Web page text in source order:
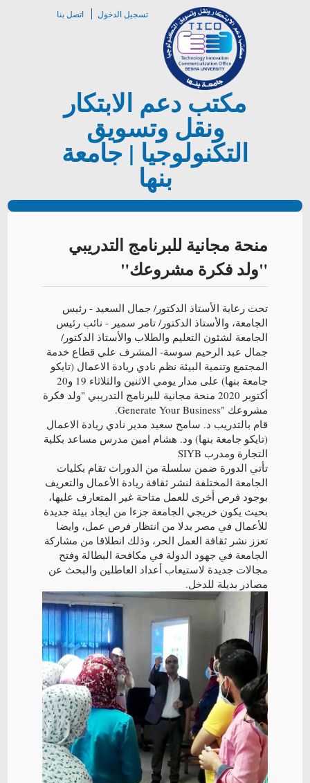
تسجيل الدخول اتصل بنا
مكتب دعم الابتكار
ونقل وتسويق
التكنولوجيا | جامعة
بنها
منحة مجانية للبرنامج التدريبي
"ولد فكرة مشروعك"
تحت رعاية الأستاذ الدكتور/ جمال السعيد - رئيس
الجامعة، والأستاذ الدكتور/ تامر سمير - نائب رئيس
الجامعة لشئون التعليم والطلاب والأستاذ الدكتور/
جمال عبد الرحيم سوسة- المشرف علي قطاع خدمة
المجتمع وتنمية البيئة نظم نادي ريادة الاعمال (تايكو
جامعة بنها) على مدار يومي الاثنين والثلاثاء 19 و20
أكتوبر 2020 منحة مجانية للبرنامج التدريبي "ولد فكرة
مشروعك "Generate Your Business.
قام بالتدريب د. سامح سعيد مدير نادي ريادة الاعمال
(تايكو جامعة بنها) ود. هشام امين مدرس مساعد بكلية
التجارة ومدرب SIYB
تأتي الدورة ضمن سلسلة من الدورات تقام بكليات
الجامعة المختلفة لنشر ثقافة ريادة الأعمال والتعريف
بوجود فرص أخرى للعمل متاحة غير المتعارف عليها،
بحيث يكون خريجي الجامعة جزءا من ايجاد بيئة جديدة
للأعمال في مصر بدلا من انتظار فرص عمل، وايضا
تعزز نشر ثقافة العمل الحر، وذلك انطلاقا من مشاركة
الجامعة في جهود الدولة في مكافحة البطالة وفتح
مجالات جديدة لاستيعاب أعداد العاطلين والبحث عن
مصادر بديلة للدخل.